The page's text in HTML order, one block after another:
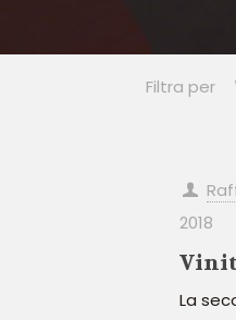
Filtra per
2018
La